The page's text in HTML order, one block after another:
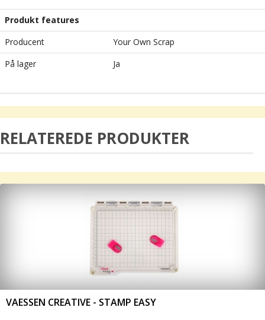
Produkt features
Producent
Your Own Scrap
På lager
Ja
RELATEREDE PRODUKTER
VAESSEN CREATIVE - STAMP EASY